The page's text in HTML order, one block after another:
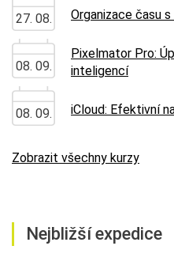
27. 08. Organizace času
08. 09.
Pixelmator Pro:
inteligencí
08. 09. iCloud: Efektivní
Zobrazit všechny kurzy
Nejbližší expedice